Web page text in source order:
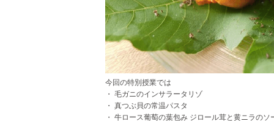
今回の特別授業では
・ 毛ガニのインサラータリゾ
・ 真つぶ貝の常温パスタ
・ 牛ロース葡萄の葉包み ジロール茸と黄ニラのソ